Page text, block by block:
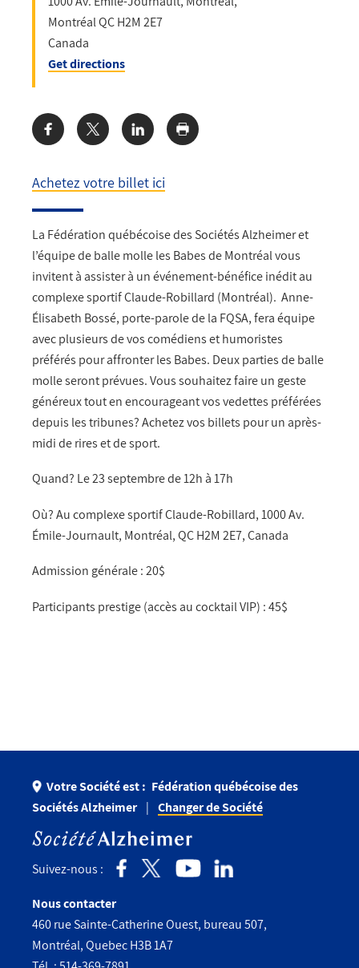
Achetez votre billet ici
La Fédération québécoise des Sociétés Alzheimer et
l’équipe de balle molle les Babes de Montréal vous
invitent à assister à un événement-bénéfice inédit au
complexe sportif Claude-Robillard (Montréal). Anne-
Élisabeth Bossé, porte-parole de la FQSA, fera équipe
avec plusieurs de vos comédiens et humoristes
préférés pour affronter les Babes. Deux parties de balle
molle seront prévues. Vous souhaitez faire un geste
généreux tout en encourageant vos vedettes préférées
depuis les tribunes? Achetez vos billets pour un après-
midi de rires et de sport.
Quand? Le 23 septembre de 12h à 17h
Où? Au complexe sportif Claude-Robillard, 1000 Av.
Émile-Journault, Montréal, QC H2M 2E7, Canada
Admission générale : 20$
Participants prestige (accès au cocktail VIP) : 45$
MontréalQCH2M 2E7
Canada
Get directions
Share:
Votre Société est : Fédération québécoise des
Sociétés Alzheimer
Changer de Société
Suivez-nous :
Nous contacter
460 rue Sainte-Catherine Ouest, bureau 507,
Montréal, Quebec H3B 1A7